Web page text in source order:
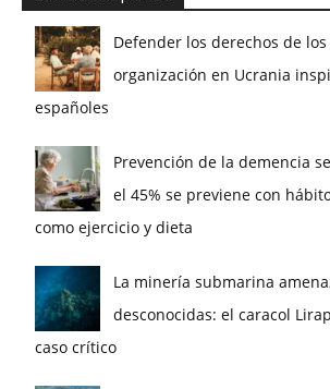
Defender los derechos de
organización en Ucrania
españoles
Prevención de la demencia
el 45% se previene con
como ejercicio y dieta
La minería submarina
desconocidas: el caracol
caso crítico